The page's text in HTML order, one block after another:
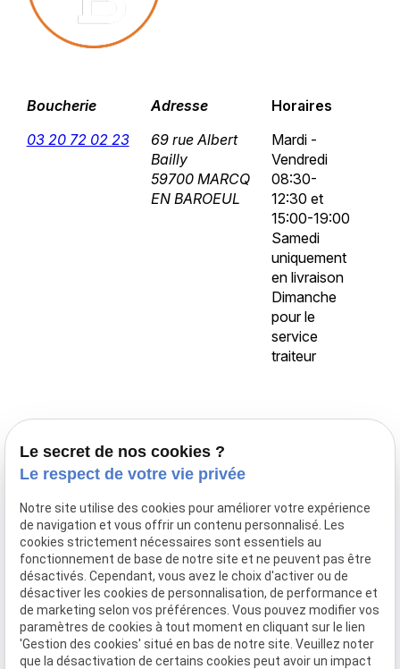
Boucherie
03 20 72 02 23
Adresse
69 rue Albert
Bailly
59700 MARCQ
EN BAROEUL
Horaires
Mardi -
Vendredi
08:30-
12:30 et
15:00-19:00
Samedi
uniquement
en livraison
Dimanche
pour le
service
traiteur
Accueil
Traiteur Delecroix
Boissons professionnels
Boissons particuliers
Location de matériel
Boucherie
Charcuterie
Galerie photo
Actualités
Le secret de nos cookies ?
Le respect de votre vie privée
Notre site utilise des cookies pour améliorer votre expérience
de navigation et vous offrir un contenu personnalisé. Les
cookies strictement nécessaires sont essentiels au
fonctionnement de base de notre site et ne peuvent pas être
désactivés. Cependant, vous avez le choix d'activer ou de
désactiver les cookies de personnalisation, de performance et
de marketing selon vos préférences. Vous pouvez modifier vos
paramètres de cookies à tout moment en cliquant sur le lien
'Gestion des cookies' situé en bas de notre site. Veuillez noter
que la désactivation de certains cookies peut avoir un impact